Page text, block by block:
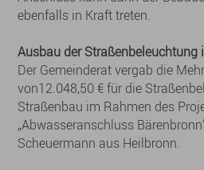
ebenfalls in Kraft treten.
Ausbau der Straßenbeleuchtung
Der Gemeinderat vergab die
von12.048,50 € für die
Straßenbau im Rahmen des
„Abwasseranschluss
Scheuermann aus Heilbronn.